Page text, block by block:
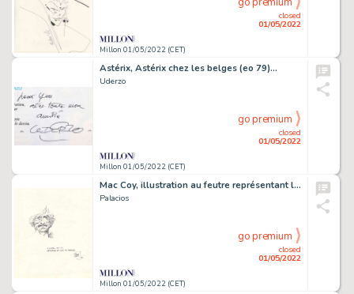
Millon 01/05/2022 (CET)
closed
01/05/2022
Astérix, Astérix chez les belges (eo 79)…
Uderzo
Millon 01/05/2022 (CET)
closed
01/05/2022
go premium
Mac Coy, illustration au feutre représentant le…
Palacios
Millon 01/05/2022 (CET)
closed
01/05/2022
go premium